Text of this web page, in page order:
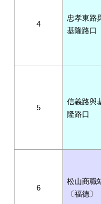
4
忠孝東路
基隆路口
5
信義路與
隆路口
6
松山商職
〔福德〕